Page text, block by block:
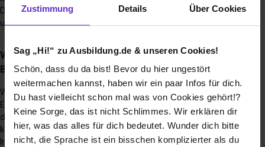
Zustimmung Details Über Cookies
Sag „Hi!“ zu Ausbildung.de & unseren Cookies!
Schön, dass du da bist! Bevor du hier ungestört
weitermachen kannst, haben wir ein paar Infos für dich.
Du hast vielleicht schon mal was von Cookies gehört!?
Keine Sorge, das ist nicht Schlimmes. Wir erklären dir
hier, was das alles für dich bedeutet. Wunder dich bitte
nicht, die Sprache ist ein bisschen komplizierter als du
Du benötigst keine Bewerbungsmappe, das Porto entfällt
und das Auswahlverfahren kann beschleunigt werden.
Wann kann ich mit einer Rückmeldung zu meiner
Bewerbung rechnen?
Wenn du dich bei uns beworben hast, erhältst du eine
Eingangsbestätigung per E-Mail. Bis deine Unterlagen von
der Personal- und der Fachabteilung gesichtet werden,
können bis zu drei Wochen vergehen, bei
Initiativbewerbungen ggf. länger. Wir nehmen sofort Kontakt